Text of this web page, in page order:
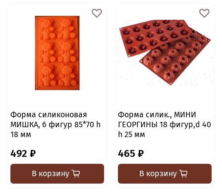
Форма силиконовая
МИШКА, 6 фигур 85*70 h
18 мм
492 ₽
В корзину
Форма силик., МИНИ
ГЕОРГИНЫ 18 фигур,d 40
h 25 мм
465 ₽
В корзину